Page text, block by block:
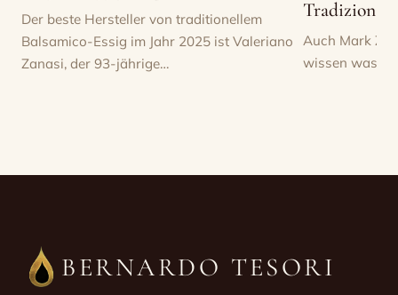
Der beste Hersteller von traditionellem
Balsamico-Essig im Jahr 2025 ist Valeriano
Zanasi, der 93-jährige…
Auch Mark
wissen was
BERNARDO TESORI